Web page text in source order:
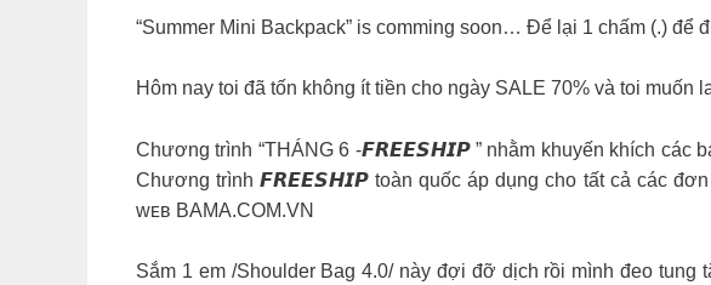
“Summer Mini Backpack” is comming soon… Để lại 1 chấm (.) để
Hôm nay toi đã tốn không ít tiền cho ngày SALE 70% và toi
Chương trình “THÁNG 6 -𝙁𝙍𝙀𝙀𝙎𝙃𝙄𝙋 ” nhằm khuyến khích
Chương trình 𝙁𝙍𝙀𝙀𝙎𝙃𝙄𝙋 toàn quốc áp dụng cho tất cả các đơn
ᴡᴇʙ BAMA.COM.VN
Sắm 1 em /Shoulder Bag 4.0/ này đợi đỡ dịch rồi mình đeo